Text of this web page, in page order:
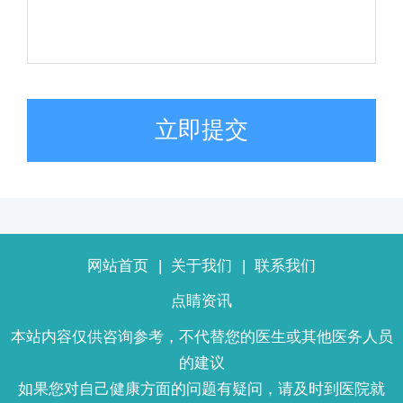
立即提交
网站首页 | 关于我们 | 联系我们
点睛资讯
本站内容仅供咨询参考，不代替您的医生或其他医务人员
的建议
如果您对自己健康方面的问题有疑问，请及时到医院就